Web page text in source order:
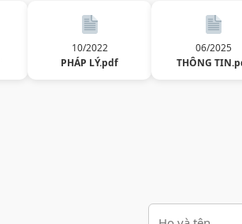
10/2022
PHÁP LÝ.pdf
06/2025
THÔNG